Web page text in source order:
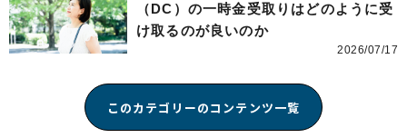
（DC）の一時金受取りはどのように受
け取るのが良いのか
2026/07/17
このカテゴリーのコンテンツ一覧